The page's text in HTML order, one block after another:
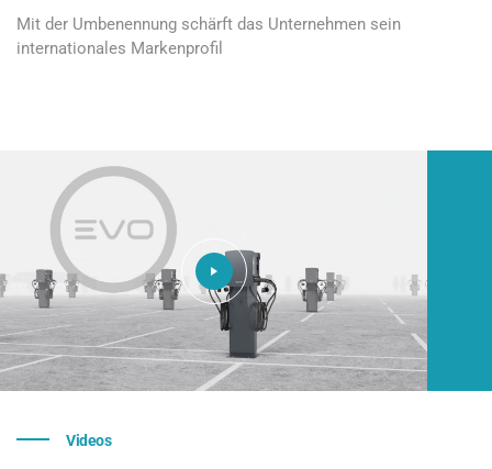
Mit der Umbenennung schärft das Unternehmen sein
internationales Markenprofil
Videos